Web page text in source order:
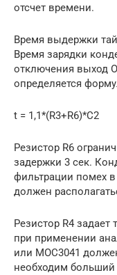
отсчет времени.
Время выдержки
Время зарядки
отключения выход
определяется
t = 1,1*(R3+R6)*C2
Резистор R6
задержки 3 сек.
фильтрации помех
должен
Резистор R4
при применении
или MOC3041
необходим больший